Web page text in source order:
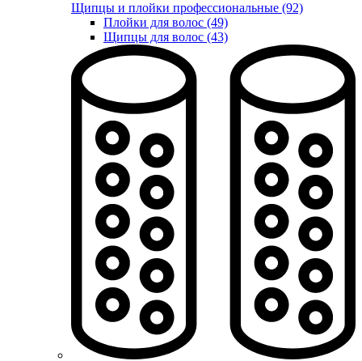
Щипцы и плойки профессиональные (92)
Плойки для волос (49)
Щипцы для волос (43)